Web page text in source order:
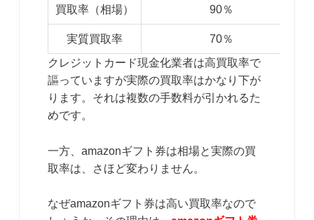
買取率（相場） 90％
実質買取率
70％
クレジットカード現金化業者は高買取率で
謳っていますが実際の買取率はかなり下が
ります。それは複数の手数料が引かれるた
めです。
一方、amazonギフト券は相場と実際の買
取率は、さほど変わりません。
なぜamazonギフト券は高い買取率なので